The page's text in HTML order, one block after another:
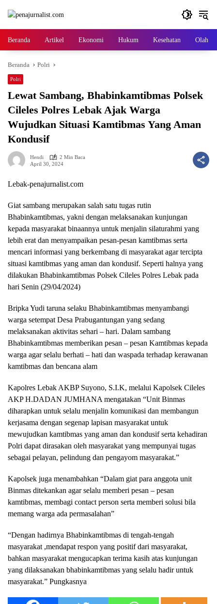
Beranda Artikel Ekonomi Hukum Kesehatan Olah
Beranda Polri
Polri
Lewat Sambang, Bhabinkamtibmas Polsek
Cileles Polres Lebak Ajak Warga
Wujudkan Situasi Kamtibmas Yang Aman
Kondusif
Hendi
2 Min Baca
April 30, 2024
Lebak-penajurnalist.com
Giat sambang merupakan salah satu tugas rutin
Bhabinkamtibmas, yakni dengan melaksanakan kunjungan
kepada masyarakat binaannya untuk menjalin silaturahmi yang
lebih erat dan menyampaikan pesan-pesan kamtibmas serta
mencari informasi yang berkembang di masyarakat agar tercipta
situasi kamtibmas yang aman dan kondusif. Seperti halnya yang
dilakukan Bhabinkamtibmas Polsek Cileles Polres Lebak pada
hari Senin (29/04/2024)
Bripka Yudi taruna selaku Bhabinkamtibmas menyambangi
warga setempat Desa Prabugantungan yang sedang
melaksanakan aktivitas sehari – hari. Dalam sambang
Bhabinkamtibmas memberikan pesan – pesan Kamtibmas kepada
warga agar selalu berhati – hati dan waspada terhadap kerawanan
kamtibmas dan bencana alam
Kapolres Lebak AKBP Suyono, S.I.K, melalui Kapolsek Cileles
AKP H.DADAN JUMHANA mengatakan “Unit Binmas
diharapkan untuk selalu menjalin komunikasi dan membangun
kerjasama dengan segenap lapisan masyarakat untuk
mewujudkan kamtibmas yang aman dan kondusif serta kehadiran
Polri dapat dirasakan oleh masyarakat yang mempunyai tugas
sebagai pelayan, pelindung dan pengayom masyarakat.”
Kapolsek juga menambahkan “Dalam giat para anggota unit
Binmas ditekankan agar selalu memberi pesan – pesan
kamtibmas, membagi contact person serta memberi solusi bila
memang warga ada permasalahan”
“Dengan hadirnya Bhabinkamtibmas di tengah-tengah
masyarakat ,mendapat respon yang positif dari masyarakat,
bahkan masyarakat mengucapkan terima kasih atas kunjungan
yang dilaksanakan bhabinkamtibmas yang selalu hadir untuk
masyarakat.” Pungkasnya